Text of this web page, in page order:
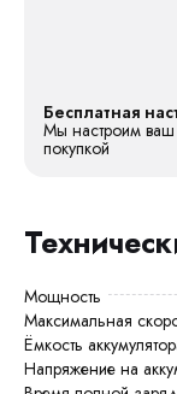
Бесплатная
Мы настроим ваш
покупкой
Мощность
Максимальная
Ёмкость
Напряжение на